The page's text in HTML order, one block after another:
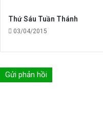
Thứ Sáu Tuần Thánh
03/04/2015
Gửi phản hồi